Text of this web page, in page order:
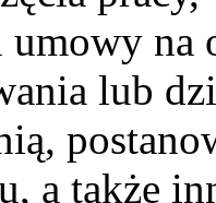
na
lub
a także